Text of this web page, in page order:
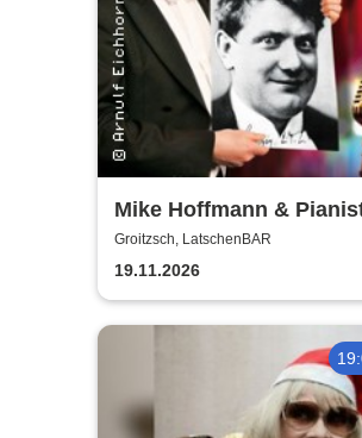
Mike Hoffmann &
Nehm´n Sie´n Alten! |
Reutter-Abend
Groitzsch, LatschenBAR
19.11.2026